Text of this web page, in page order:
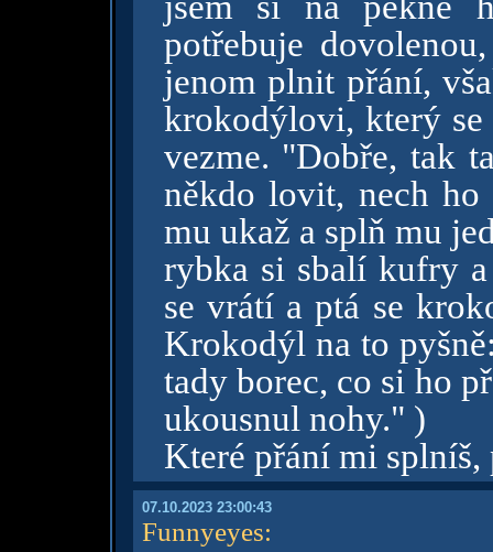
potřebuje
jenom plnit přání,
krokodýlovi, který
vezme. "Dobře, tak
někdo lovit, nech
mu ukaž a splň mu
rybka si sbalí kufry
se vrátí a ptá se
Krokodýl na to
tady borec, co si ho
ukousnul nohy." )
Které přání mi splníš,
07.10.2023 23:00:43
Funnyeyes: